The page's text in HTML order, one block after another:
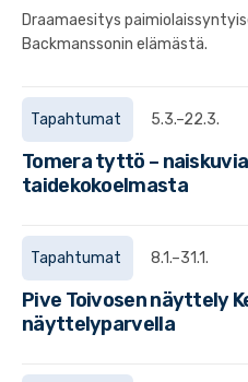
Draamaesitys
Backmanssonin elämästä.
Tapahtumat 5.3.–22.3.
Tomera tyttö –
taidekokoelmasta
Tapahtumat 8.1.–31.1.
Pive Toivosen näyttely
näyttelyparvella